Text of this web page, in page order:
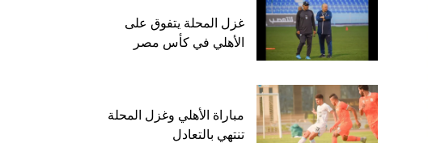
غزل المحلة يتفوق على
الأهلي في كأس مصر
مباراة الأهلي وغزل المحلة
تنتهي بالتعادل